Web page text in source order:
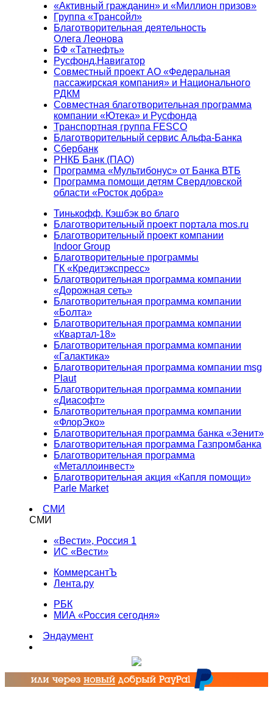
«Активный гражданин» и «Миллион призов»
Группа «Трансойл»
Благотворительная деятельность
Олега Леонова
БФ «Татнефть»
Русфонд.Навигатор
Совместный проект АО «Федеральная
пассажирская компания» и Национального
РДКМ
Совместная благотворительная программа
компании «Ютека» и Русфонда
Транспортная группа FESCO
Благотворительный сервис Альфа-Банка
Сбербанк
РНКБ Банк (ПАО)
Программа «Мультибонус» от Банка ВТБ
Программа помощи детям Свердловской
области «Росток добра»
Тинькофф. Кэшбэк во благо
Благотворительный проект портала mos.ru
Благотворительный проект компании
Indoor Group
Благотворительные программы
ГК «Кредитэкспресс»
Благотворительная программа компании
«Дорожная сеть»
Благотворительная программа компании
«Болта»
Благотворительная программа компании
«Квартал-18»
Благотворительная программа компании
«Галактика»
Благотворительная программа компании msg
Plaut
Благотворительная программа компании
«Диасофт»
Благотворительная программа компании
«ФлорЭко»
Благотворительная программа банка «Зенит»
Благотворительная программа Газпромбанка
Благотворительная программа
«Металлоинвест»
Благотворительная акция «Капля помощи»
Parle Market
СМИ
СМИ
«Вести», Россия 1
ИС «Вести»
КоммерсантЪ
Лента.ру
РБК
МИА «Россия сегодня»
Эндаумент